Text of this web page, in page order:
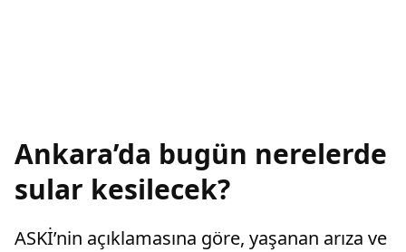
Ankara’da bugün nerelerde
sular kesilecek?
ASKİ’nin açıklamasına göre, yaşanan arıza ve